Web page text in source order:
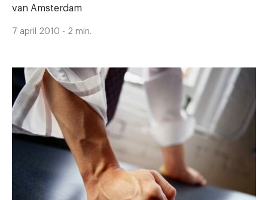
van Amsterdam
7 april 2010 - 2 min.